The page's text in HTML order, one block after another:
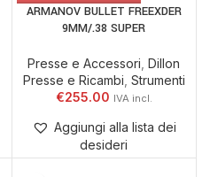
ARMANOV BULLET FREEXDER
9MM/.38 SUPER
Presse e Accessori ,Dillon
Presse e Ricambi Strumenti
€255.00
Aggiungi alla lista dei
desideri